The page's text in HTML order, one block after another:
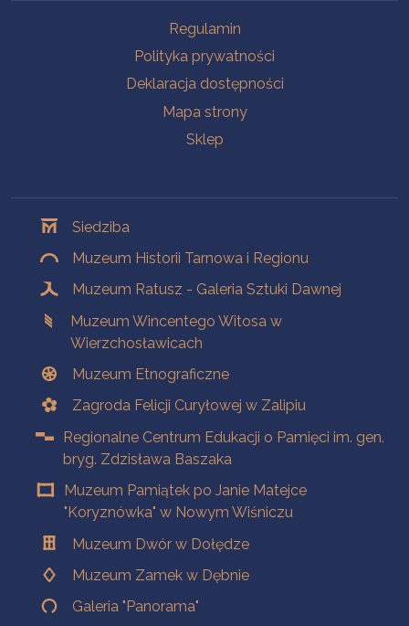
Regulamin
Polityka prywatności
Deklaracja dostępności
Mapa strony
Sklep
Siedziba
Muzeum Historii Tarnowa i Regionu
Muzeum Ratusz - Galeria Sztuki Dawnej
Muzeum Wincentego Witosa w
Wierzchosławicach
Muzeum Etnograficzne
Zagroda Felicji Curyłowej w Zalipiu
Regionalne Centrum Edukacji o Pamięci im. gen.
bryg. Zdzisława Baszaka
Muzeum Pamiątek po Janie Matejce
"Koryznówka" w Nowym Wiśniczu
Muzeum Dwór w Dołędze
Muzeum Zamek w Dębnie
Galeria "Panorama"